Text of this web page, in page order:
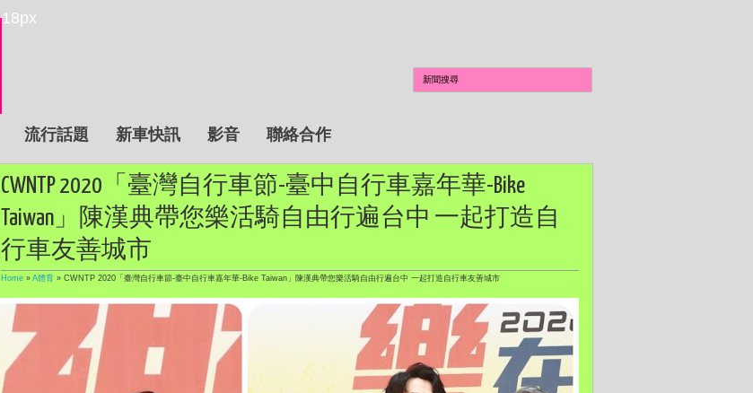
18px
流行話題 新車快訊 影音 聯絡合作
CWNTP 2020「臺灣自行車節-臺中自行車嘉年華-Bike
Taiwan」陳漢典帶您樂活騎自由行遍台中 一起打造自
行車友善城市
Home » A體育 » CWNTP 2020「臺灣自行車節-臺中自行車嘉年華-Bike Taiwan」陳漢典帶您樂活騎自由行遍台中 一起打造自行車友善城市